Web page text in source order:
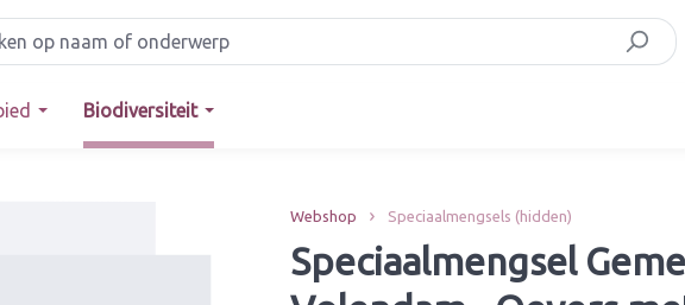
Biodiversiteit
Webshop Speciaalmengsels (hidden)
Speciaalmengsel